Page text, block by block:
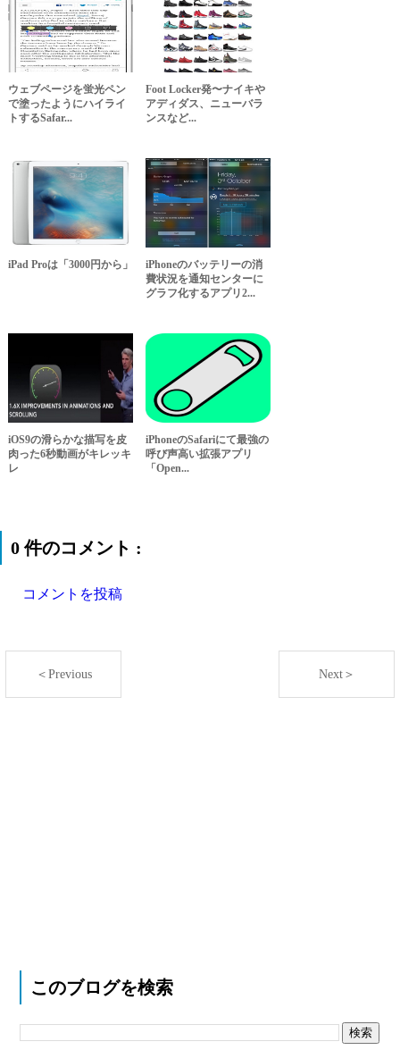
ウェブページを蛍光ペン
で塗ったようにハイライ
トするSafar...
Foot Locker発〜ナイキや
アディダス、ニューバラ
ンスなど...
iPad Proは「3000円から」
iPhoneのバッテリーの消
費状況を通知センターに
グラフ化するアプリ2...
iOS9の滑らかな描写を皮
肉った6秒動画がキレッキ
レ
iPhoneのSafariにて最強の
呼び声高い拡張アプリ
「Open...
0 件のコメント :
コメントを投稿
＜Previous Next＞
このブログを検索